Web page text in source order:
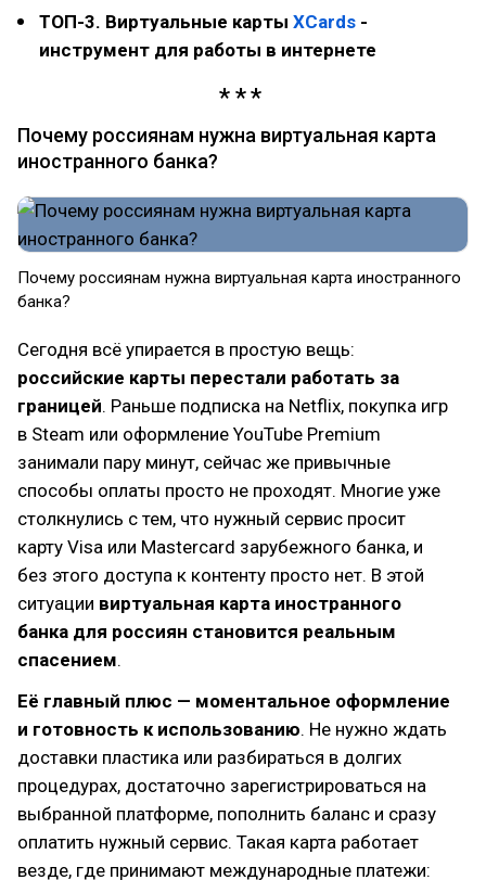
ТОП-3. Виртуальные карты XCards -
инструмент для работы в интернете
Почему россиянам нужна виртуальная карта
иностранного банка?
Почему россиянам нужна виртуальная карта иностранного
банка?
Сегодня всё упирается в простую вещь:
российские карты перестали работать за
границей. Раньше подписка на Netflix, покупка игр
в Steam или оформление YouTube Premium
занимали пару минут, сейчас же привычные
способы оплаты просто не проходят. Многие уже
столкнулись с тем, что нужный сервис просит
карту Visa или Mastercard зарубежного банка, и
без этого доступа к контенту просто нет. В этой
ситуации виртуальная карта иностранного
банка для россиян становится реальным
спасением.
Её главный плюс — моментальное оформление
и готовность к использованию. Не нужно ждать
доставки пластика или разбираться в долгих
процедурах, достаточно зарегистрироваться на
выбранной платформе, пополнить баланс и сразу
оплатить нужный сервис. Такая карта работает
везде, где принимают международные платежи: